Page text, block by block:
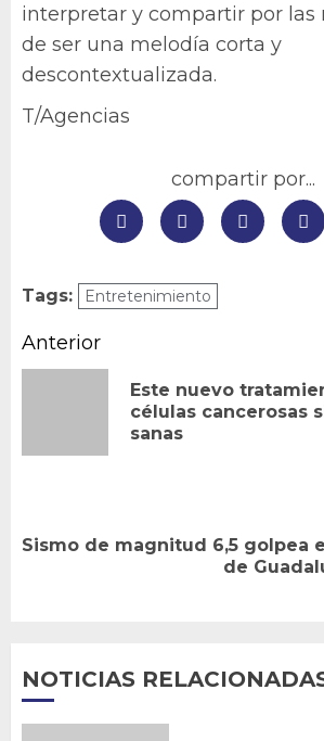
interpretar y compartir por las
de ser una melodía corta y
descontextualizada.
T/Agencias
compartir por...
Tags: Entretenimiento
Navegación
entradas
Anterior
Este nuevo
células cancerosas
sanas
Siguiente
Sismo de magnitud 6,5 golpea
de
NOTICIAS